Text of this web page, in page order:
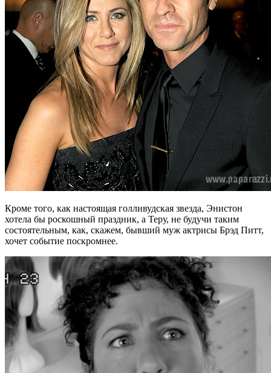
Кроме того, как настоящая голливудская звезда, Энистон
хотела бы роскошный праздник, а Теру, не будучи таким
состоятельным, как, скажем, бывший муж актрисы Брэд Питт,
хочет событие поскромнее.